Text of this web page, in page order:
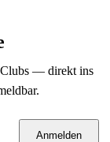
Clubs — direkt ins
Anmelden